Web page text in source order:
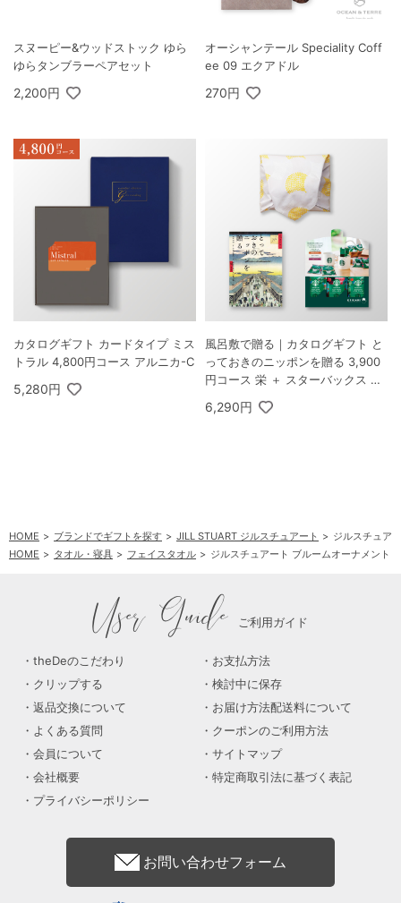
スヌーピー&ウッドストック ゆら
ゆらタンブラーペアセット
2,200円
オーシャンテール Speciality Coff
ee 09 エクアドル
270円
カタログギフト カードタイプ ミス
トラル 4,800円コース アルニカ-C
5,280円
風呂敷で贈る｜カタログギフト と
っておきのニッポンを贈る 3,900
円コース 栄 ＋ スターバックス オ
ーギフトA
6,290円
HOME ブランドでギフトを探す JILL STUART ジルスチュアート
ジルスチュア
HOME
タオル・寝具 フェイスタオル ジルスチュアート ブルームオーナメント
User Guide ご利用ガイド
theDeのこだわり
お支払方法
クリップする
検討中に保存
返品交換について
お届け方法配送料について
よくある質問
クーポンのご利用方法
会員について
サイトマップ
会社概要
特定商取引法に基づく表記
プライバシーポリシー
お問い合わせフォーム